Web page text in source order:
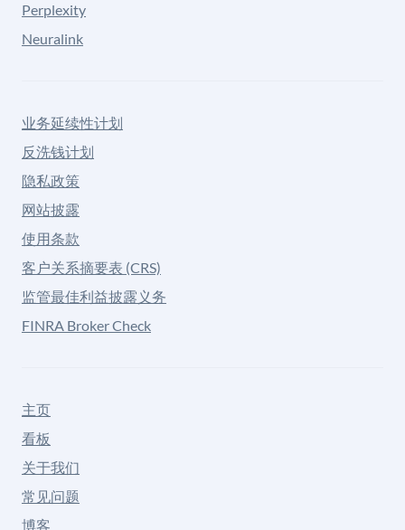
Perplexity
Neuralink
业务延续性计划
反洗钱计划
隐私政策
网站披露
使用条款
客户关系摘要表 (CRS)
监管最佳利益披露义务
FINRA Broker Check
主页
看板
关于我们
常见问题
博客